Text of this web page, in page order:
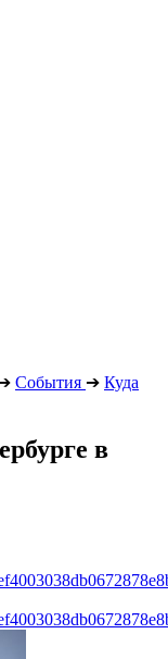
События ➔ Куда
в